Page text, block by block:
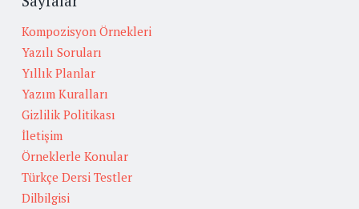
Kompozisyon Örnekleri
Yazılı Soruları
Yıllık Planlar
Yazım Kuralları
Gizlilik Politikası
İletişim
Örneklerle Konular
Türkçe Dersi Testler
Dilbilgisi